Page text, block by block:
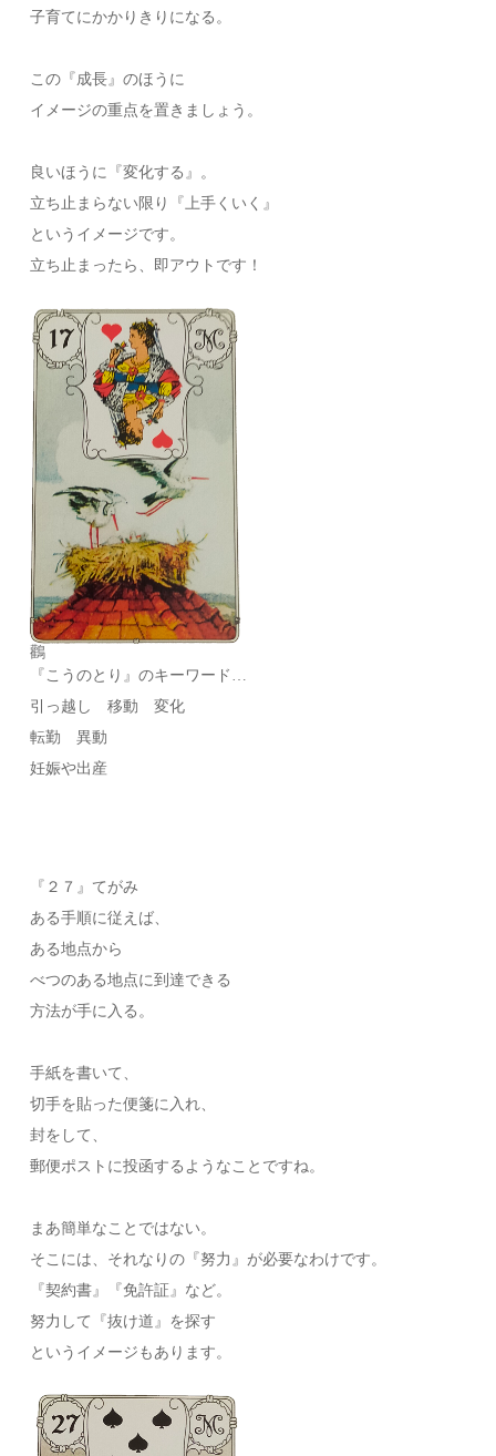
子育てにかかりきりになる。
この『成長』のほうに
イメージの重点を置きましょう。
良いほうに『変化する』。
立ち止まらない限り『上手くいく』
というイメージです。
立ち止まったら、即アウトです！
鸛
『こうのとり』のキーワード…
引っ越し 移動 変化
転勤 異動
妊娠や出産
『２７』てがみ
ある手順に従えば、
ある地点から
べつのある地点に到達できる
方法が手に入る。
手紙を書いて、
切手を貼った便箋に入れ、
封をして、
郵便ポストに投函するようなことですね。
まあ簡単なことではない。
そこには、それなりの『努力』が必要なわけです。
『契約書』『免許証』など。
努力して『抜け道』を探す
というイメージもあります。